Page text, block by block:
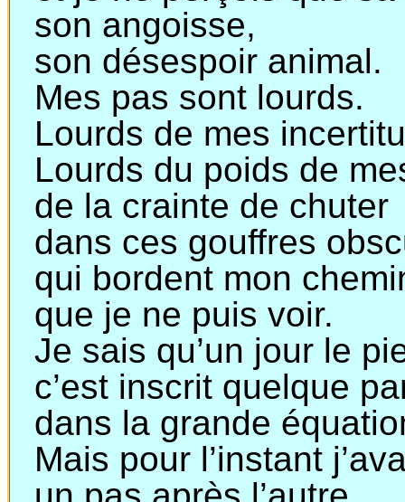
son angoisse,
son désespoir animal.
Mes pas sont lourds.
Lourds de mes
Lourds du poids de
de la crainte de chuter
dans ces gouffres
qui bordent mon
que je ne puis voir.
Je sais qu’un jour le
c’est inscrit quelque
dans la grande
Mais pour l’instant